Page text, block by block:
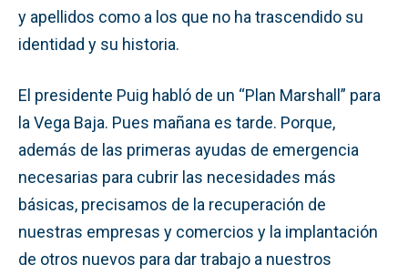
y apellidos como a los que no ha trascendido su
identidad y su historia.
El presidente Puig habló de un “Plan Marshall” para
la Vega Baja. Pues mañana es tarde. Porque,
además de las primeras ayudas de emergencia
necesarias para cubrir las necesidades más
básicas, precisamos de la recuperación de
nuestras empresas y comercios y la implantación
de otros nuevos para dar trabajo a nuestros